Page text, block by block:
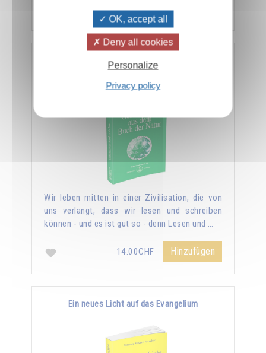
14.00CHF Hinzufügen
Geheimnisse aus dem Buch der Natur
Wir leben mitten in einer Zivilisation, die von
uns verlangt, dass wir lesen und schreiben
können - und es ist gut so - denn Lesen und …
14.00CHF Hinzufügen
Ein neues Licht auf das Evangelium
OK, accept all
Deny all cookies
Personalize
Privacy policy